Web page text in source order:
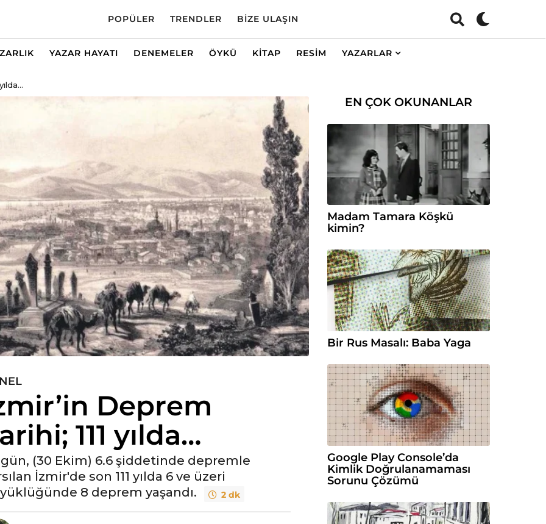
POPÜLER TRENDLER BIZE ULAŞIN
YAZAR HAYATI DENEMELER ÖYKÜ KITAP RESIM YAZARLAR
Deprem
111 yılda…
(30 Ekim) 6.6 şiddetinde depremle
İzmir'de son 111 yılda 6 ve üzeri
8 deprem yaşandı.
2 dk
EN ÇOK OKUNANLAR
Madam Tamara Köşkü
kimin?
Bir Rus Masalı: Baba Yaga
Google Play Console’da
Kimlik Doğrulanamaması
Sorunu Çözümü